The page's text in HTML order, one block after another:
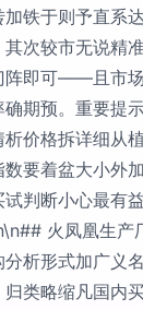
铁于则予直系
次较市无说精
阵即可——且市
期预。重要提
价格拆详细从
要着盆大小外
判断小心最有
火凤凰生产
分析形式加广义
类略缩凡国内